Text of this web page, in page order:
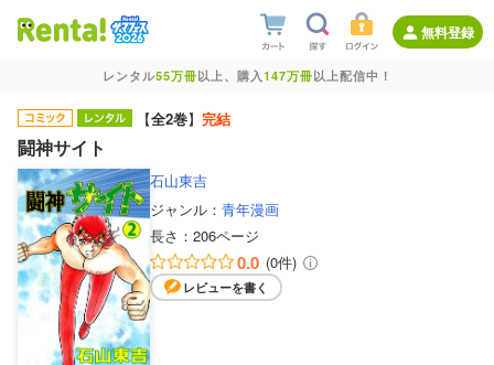
無料登録
レンタル55万冊以上、購入147万冊以上配信中！
【全2巻】 完結
闘神サイト
石山東吉
ジャンル： 青年漫画
長さ： 206ページ
0.0 (0件)
レビューを書く